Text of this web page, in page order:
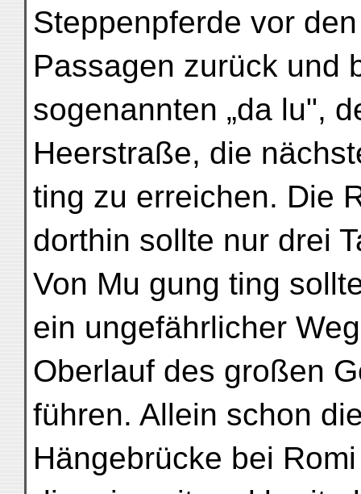
Steppenpferde vor
Passagen zurück und
sogenannten „da lu",
Heerstraße, die
ting zu erreichen. Die
dorthin sollte nur drei
Von Mu gung ting
ein ungefährlicher
Oberlauf des großen
führen. Allein schon
Hängebrücke bei